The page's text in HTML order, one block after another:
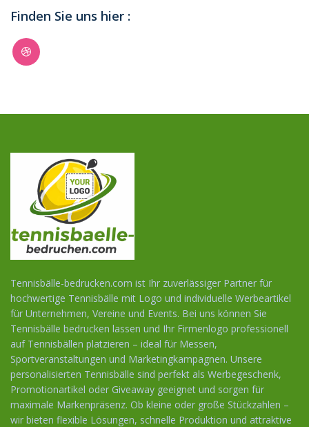
Finden Sie uns hier :
Tennisbälle-bedrucken.com ist Ihr zuverlässiger Partner für
hochwertige Tennisbälle mit Logo und individuelle Werbeartikel
für Unternehmen, Vereine und Events. Bei uns können Sie
Tennisbälle bedrucken lassen und Ihr Firmenlogo professionell
auf Tennisbällen platzieren – ideal für Messen,
Sportveranstaltungen und Marketingkampagnen. Unsere
personalisierten Tennisbälle sind perfekt als Werbegeschenk,
Promotionartikel oder Giveaway geeignet und sorgen für
maximale Markenpräsenz. Ob kleine oder große Stückzahlen –
wir bieten flexible Lösungen, schnelle Produktion und attraktive